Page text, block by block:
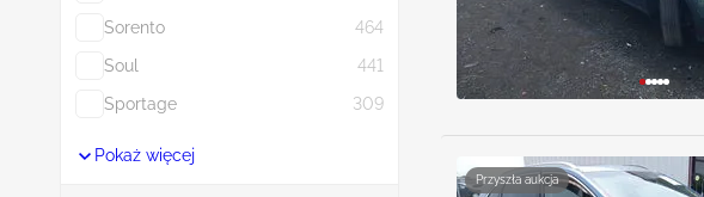
Sorento
464
Soul
441
Sportage
309
Pokaż więcej
Przyszła aukcja